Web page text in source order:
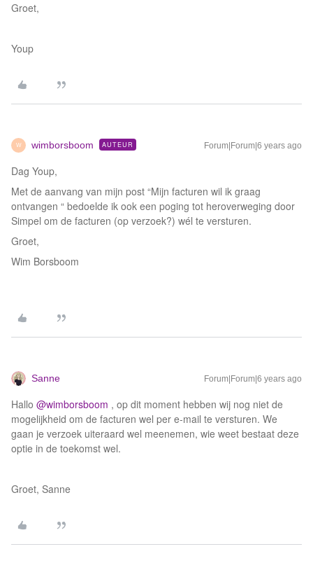
Groet,
Youp
W wimborsboom AUTEUR Forum|Forum|6 years ago
Dag Youp,
Met de aanvang van mijn post “Mijn facturen wil ik graag
ontvangen “ bedoelde ik ook een poging tot heroverweging door
Simpel om de facturen (op verzoek?) wél te versturen.
Groet,
Wim Borsboom
Sanne Forum|Forum|6 years ago
Hallo @wimborsboom , op dit moment hebben wij nog niet de
mogelijkheid om de facturen wel per e-mail te versturen. We
gaan je verzoek uiteraard wel meenemen, wie weet bestaat deze
optie in de toekomst wel.
Groet, Sanne